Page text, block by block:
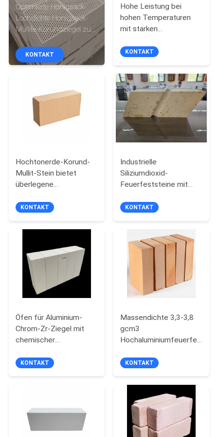
KONTAKT
MIT
UNS
NEUIGKEITEN
RECHTSSACHEN
DATENSCHUTZRICHTLINIE
Optimierte Honigsack-
Lochdichte Honigsack-
Mullite-Korundziegel zur
Maximierung der
Wärmeaustauschwirksamkeit
Feuerfestigkeitsmaterial
KONTAKT
Hohe Leistung bei
hohen Temperaturen
mit starken
KONTAKT
Hochtonerde-Korund-
Mullit-Stein bietet
überlegene
und thermische
Ofenauskleidungen
KONTAKT
Industrielle
Siliziumdioxid-
Feuerfeststeine mit
Thermoschockbeständigkeit
KONTAKT
Öfen für Aluminium-
Chrom-Zr-Ziegel mit
chemischer
Fe2O3 für thermisch
KONTAKT
Massendichte 3,3-3,8
gcm3
Hochaluminiumfeuerfeste
für Wärmedämmung
hitzebeständige
Strukturen
KONTAKT